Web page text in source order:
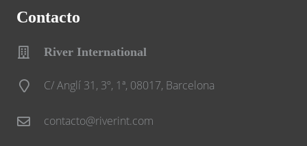
Contacto
River International
C/ Anglí 31, 3º, 1ª, 08017, Barcelona
contacto@riverint.com